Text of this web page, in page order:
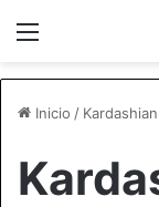
Inicio / Kardashian